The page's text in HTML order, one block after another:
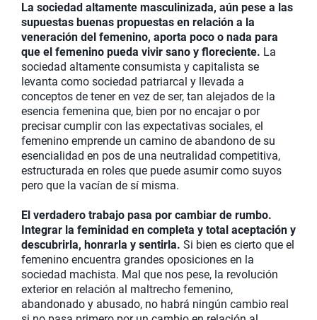
La sociedad altamente masculinizada, aún pese a las
supuestas buenas propuestas en relación a la
veneración del femenino, aporta poco o nada para
que el femenino pueda vivir sano y floreciente. La
sociedad altamente consumista y capitalista se
levanta como sociedad patriarcal y llevada a
conceptos de tener en vez de ser, tan alejados de la
esencia femenina que, bien por no encajar o por
precisar cumplir con las expectativas sociales, el
femenino emprende un camino de abandono de su
esencialidad en pos de una neutralidad competitiva,
estructurada en roles que puede asumir como suyos
pero que la vacían de sí misma.
El verdadero trabajo pasa por cambiar de rumbo.
Integrar la feminidad en completa y total aceptación y
descubrirla, honrarla y sentirla. Si bien es cierto que el
femenino encuentra grandes oposiciones en la
sociedad machista. Mal que nos pese, la revolución
exterior en relación al maltrecho femenino,
abandonado y abusado, no habrá ningún cambio real